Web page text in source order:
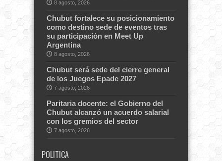
8 agosto, 2026
Chubut fortalece su posicionamiento
como destino sede de eventos tras
su participación en Meet Up
Argentina
8 agosto, 2026
Chubut será sede del cierre general
de los Juegos Epade 2027
7 agosto, 2026
Paritaria docente: el Gobierno del
Chubut alcanzó un acuerdo salarial
con los gremios del sector
7 agosto, 2026
POLITICA